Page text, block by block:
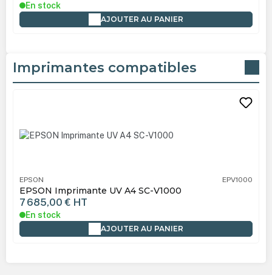
En stock
AJOUTER AU PANIER
Imprimantes compatibles
EPSON EPV1000
EPSON Imprimante UV A4 SC-V1000
7 685,00 € HT
En stock
AJOUTER AU PANIER